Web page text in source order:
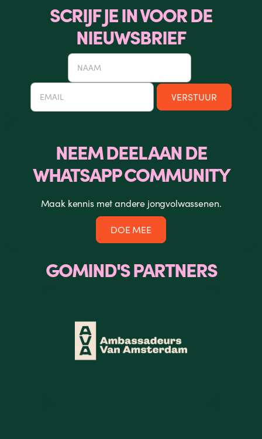
SCRIJF JE IN VOOR DE
NIEUWSBRIEF
NEEM DEEL AAN DE
WHATSAPP COMMUNITY
Maak kennis met andere jongvolwassenen.
DOE MEE
GOMIND'S PARTNERS